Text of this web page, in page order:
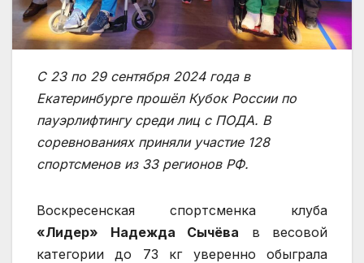
С 23 по 29 сентября 2024 года в
Екатеринбурге прошёл Кубок России по
пауэрлифтингу среди лиц с ПОДА. В
соревнованиях приняли участие 128
спортсменов из 33 регионов РФ.
Воскресенская спортсменка клуба
«Лидер» Надежда Сычёва в весовой
категории до 73 кг уверенно обыграла